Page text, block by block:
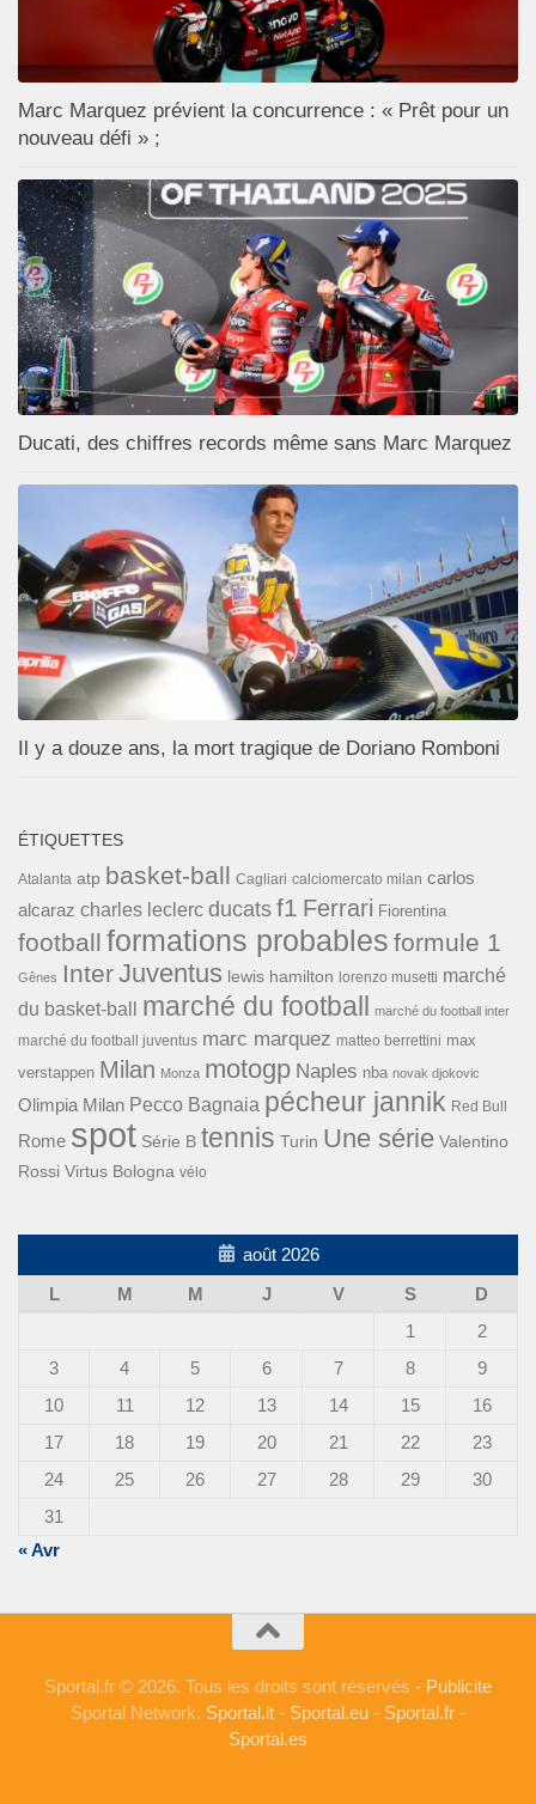
Marc Marquez prévient la concurrence : « Prêt pour un
nouveau défi » ;
Ducati, des chiffres records même sans Marc Marquez
Il y a douze ans, la mort tragique de Doriano Romboni
ÉTIQUETTES
Atalanta atp basket-ball Cagliari calciomercato milan carlos
alcaraz charles leclerc ducats f1 Ferrari Fiorentina
football formations probables formule 1
Gênes InterJuventus lewis hamilton lorenzo musetti marché
du basket-ball
marché du football marché du football inter
marché du football juventus marc marquez matteo berrettini max
verstappen Milan Monza motogp Naples nba novak djokovic
Olimpia Milan Pecco Bagnaia pécheur jannik Red Bull
Rome spot Série B tennis Turin Une série Valentino
Rossi Virtus Bologna vélo
août 2026
L
M M J V S
D
1
2
3
4 5 6 7 8
9
10
11 12 13 14 15
16
17
18 19 20 21 22
23
24
25 26 27 28 29
30
31
« Avr
Sportal.fr © 2026. Tous les droits sont réservés - Publicite
Sportal Network: Sportal.it - Sportal.eu - Sportal.fr -
Sportal.es